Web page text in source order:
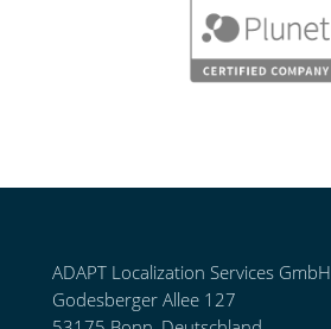
ADAPT Localization Services GmbH
Godesberger Allee 127